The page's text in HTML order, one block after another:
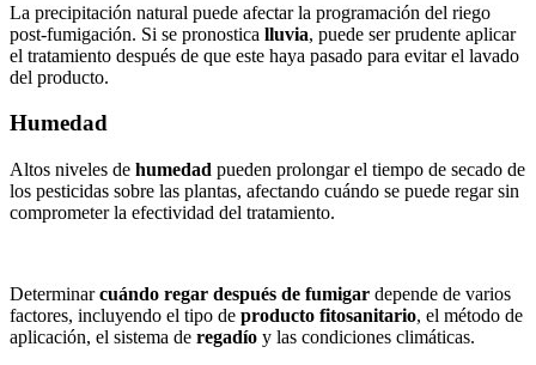
La precipitación natural puede afectar la programación del riego
post-fumigación. Si se pronostica lluvia, puede ser prudente aplicar
el tratamiento después de que este haya pasado para evitar el lavado
del producto.
Humedad
Altos niveles de humedad pueden prolongar el tiempo de secado de
los pesticidas sobre las plantas, afectando cuándo se puede regar sin
comprometer la efectividad del tratamiento.
Determinarcuándo regar después de fumigar depende de varios
factores, incluyendo el tipo de producto fitosanitario, el método de
aplicación, el sistema de regadío y las condiciones climáticas.